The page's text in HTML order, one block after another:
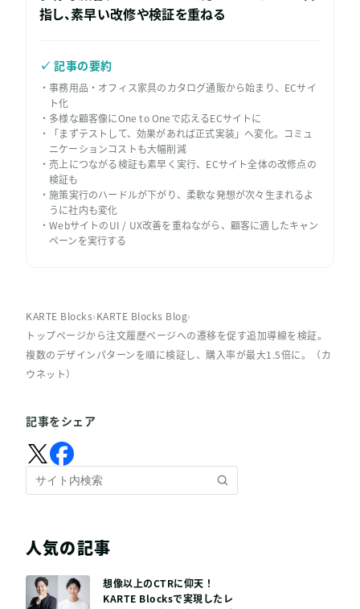
指し、素早い改修や検証を重ねる
✓ 記事の要約
事務用品・オフィス家具のカタログ通販から始まり、ECサイ
ト化
多様な顧客像にOne to Oneで応えるECサイトに
「まずテストして、効果があれば正式実装」へ変化。コミュ
ニケーションコストも大幅削減
売上につながる検証も素早く実行、ECサイト全体の改修点の
検証も
施策実行のハードルが下がり、柔軟な発想が次々生まれるよ
うに社内も変化
WebサイトのUI / UX改善を重ねながら、顧客に適したキャン
ペーンを実行する
KARTE Blocks›KARTE Blocks Blog›
トップページから注文履歴ページへの遷移を促す追加導線を検証。
複数のデザインパターンを順に検証し、購入率が最大1.5倍に。（カ
ウネット）
記事をシェア
人気の記事
想像以上のCTRに仰天！
KARTE Blocksで実現したレ